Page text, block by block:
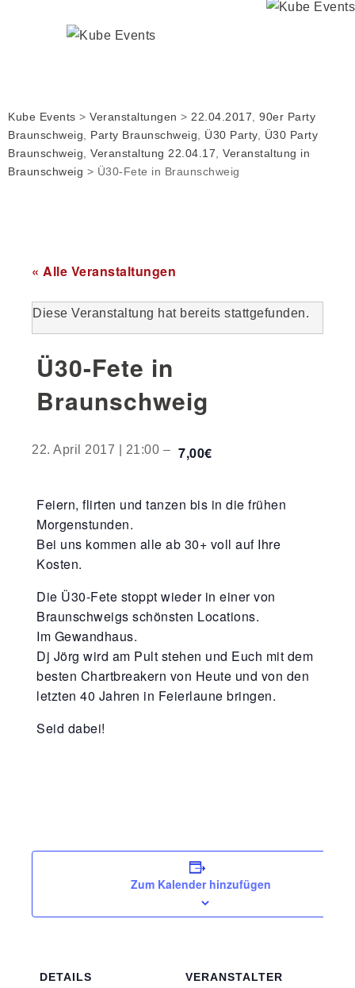
Kube Events > Veranstaltungen > 22.04.2017
90er Party
Braunschweig
Party Braunschweig Ü30 Party, Ü30 Party
Braunschweig
Veranstaltung 22.04.17
Veranstaltung in
Braunschweig > Ü30-Fete in Braunschweig
« Alle Veranstaltungen
Diese Veranstaltung hat bereits stattgefunden.
Ü30-Fete in
Braunschweig
22. April 2017 | 21:00 – 7,00€
Feiern, flirten und tanzen bis in die frühen
Morgenstunden.
Bei uns kommen alle ab 30+ voll auf Ihre
Kosten.
Die Ü30-Fete stoppt wieder in einer von
Braunschweigs schönsten Locations.
Im Gewandhaus.
Dj Jörg wird am Pult stehen und Euch mit dem
besten Chartbreakern von Heute und von den
letzten 40 Jahren in Feierlaune bringen.
Seid dabei!
Zum Kalender hinzufügen
DETAILS VERANSTALTER